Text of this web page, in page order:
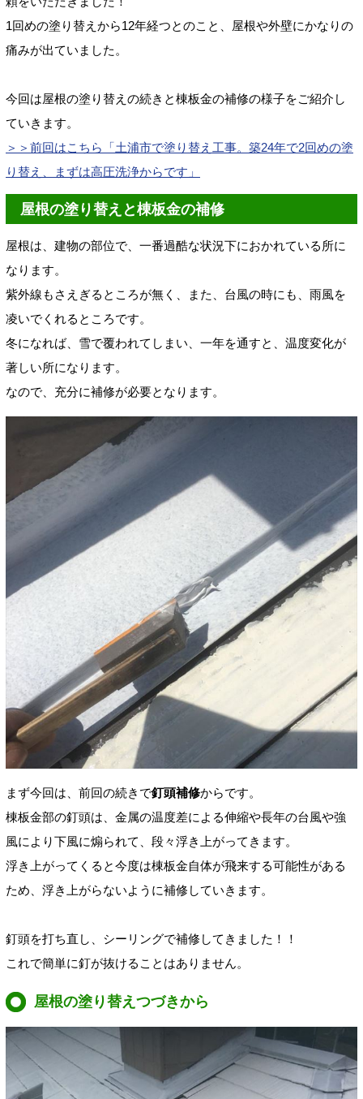
1回めの塗り替えから12年経つとのこと、屋根や外壁にかなりの
痛みが出ていました。
今回は屋根の塗り替えの続きと棟板金の補修の様子をご紹介し
ていきます。
＞＞前回はこちら「土浦市で塗り替え工事。築24年で2回めの塗
り替え、まずは高圧洗浄からです」
屋根の塗り替えと棟板金の補修
屋根は、建物の部位で、一番過酷な状況下におかれている所に
なります。
紫外線もさえぎるところが無く、また、台風の時にも、雨風を
凌いでくれるところです。
冬になれば、雪で覆われてしまい、一年を通すと、温度変化が
著しい所になります。
なので、充分に補修が必要となります。
まず今回は、前回の続きで釘頭補修からです。
棟板金部の釘頭は、金属の温度差による伸縮や長年の台風や強
風により下風に煽られて、段々浮き上がってきます。
浮き上がってくると今度は棟板金自体が飛来する可能性がある
ため、浮き上がらないように補修していきます。
釘頭を打ち直し、シーリングで補修してきました！！
これで簡単に釘が抜けることはありません。
屋根の塗り替えつづきから